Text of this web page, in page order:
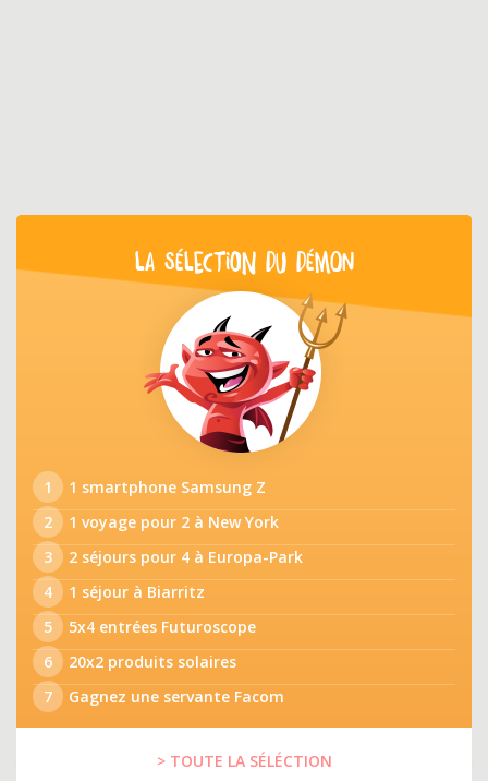
LA SÉLECTION DU DÉMON
1
1 smartphone Samsung Z
2
1 voyage pour 2 à New York
3
2 séjours pour 4 à Europa-Park
4
1 séjour à Biarritz
5
5x4 entrées Futuroscope
6
20x2 produits solaires
7
Gagnez une servante Facom
> TOUTE LA SÉLÉCTION